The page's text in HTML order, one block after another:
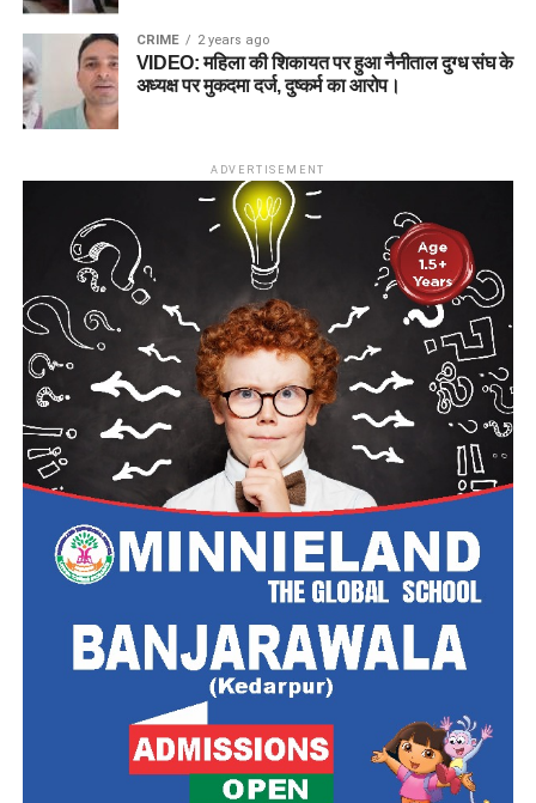
CRIME 2 years ago
VIDEO: महिला की शिकायत पर हुआ नैनीताल दुग्ध संघ के
अध्यक्ष पर मुकदमा दर्ज, दुष्कर्म का आरोप।
ADVERTISEMENT